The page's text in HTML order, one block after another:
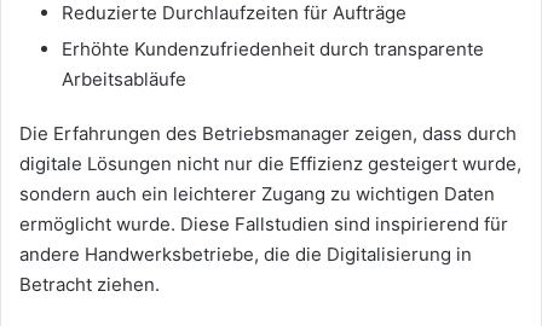
Reduzierte Durchlaufzeiten für Aufträge
Erhöhte Kundenzufriedenheit durch transparente
Arbeitsabläufe
Die Erfahrungen des Betriebsmanager zeigen, dass durch
digitale Lösungen nicht nur die Effizienz gesteigert wurde,
sondern auch ein leichterer Zugang zu wichtigen Daten
ermöglicht wurde. Diese Fallstudien sind inspirierend für
andere Handwerksbetriebe, die die Digitalisierung in
Betracht ziehen.